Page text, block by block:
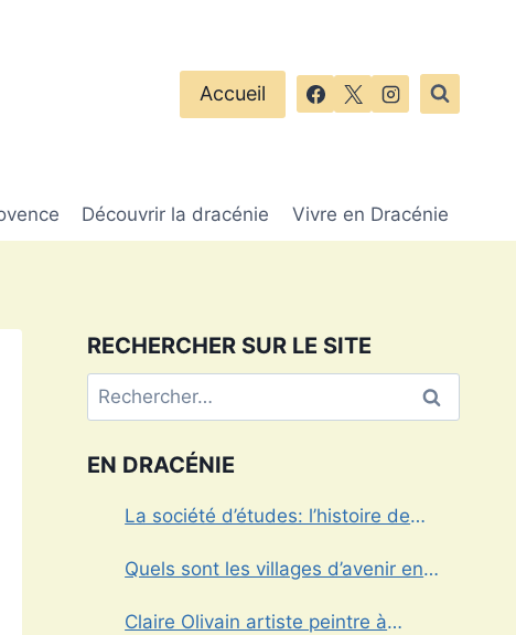
Accueil
Découvrir la dracénie Vivre en Dracénie
RECHERCHER SUR LE SITE
Rechercher :
EN DRACÉNIE
La société d’études: l’histoire de
Quels sont les villages d’avenir en
Claire Olivain artiste peintre à